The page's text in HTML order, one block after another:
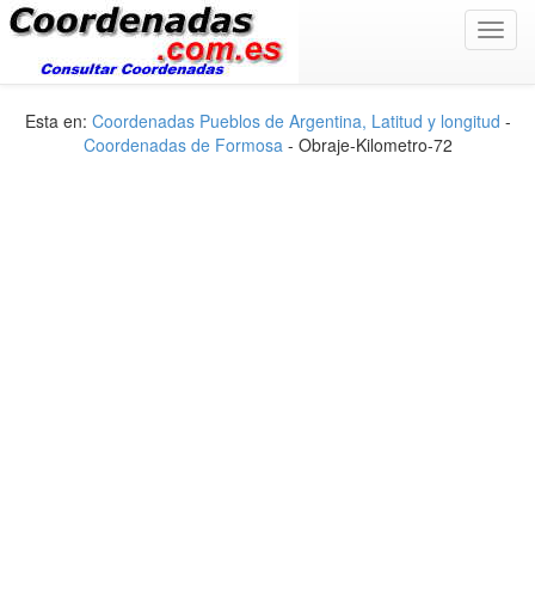
Esta en: Coordenadas Pueblos de Argentina, Latitud y longitud -
Coordenadas de Formosa- Obraje-Kilometro-72